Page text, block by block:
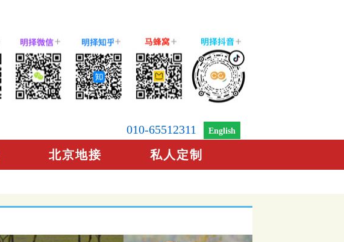
010-65512311 English
北京地接 私人定制